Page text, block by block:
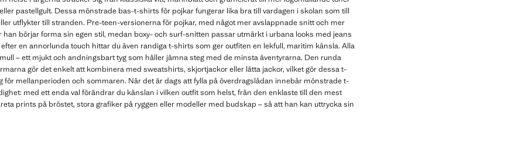
pastellgult. Dessa mönstrade bas-t-shirts för pojkar fungerar lika bra till vardagen i skolan som till
utflykter till stranden. Pre-teen-versionerna för pojkar, med något mer avslappnade snitt och mer
börjar forma sin egen stil, medan boxy- och surf-snitten passar utmärkt i urbana looks med jeans
en annorlunda touch hittar du även randiga t-shirts som ger outfiten en lekfull, maritim känsla. Alla
– ett mjukt och andningsbart tyg som håller jämna steg med de minsta äventyrarna. Den runda
gör det enkelt att kombinera med sweatshirts, skjortjackor eller lätta jackor, vilket gör dessa t-
för mellanperioden och sommaren. När det är dags att fylla på överdragslådan innebär mönstrade t-
med ett enda val förändrar du känslan i vilken outfit som helst, från den enklaste till den mest
prints på bröstet, stora grafiker på ryggen eller modeller med budskap – så att han kan uttrycka sin